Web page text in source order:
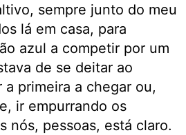
sempre junto do meu
lá em casa, para
azul a competir por um
de se deitar ao
primeira a chegar ou,
ir empurrando os
nós, pessoas, está claro.